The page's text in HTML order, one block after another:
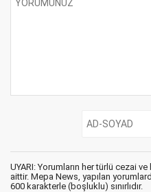
UYARI: Yorumların her türlü cezai
aittir. Mepa News, yapılan
600 karakterle (boşluklu) sınırlıdır.